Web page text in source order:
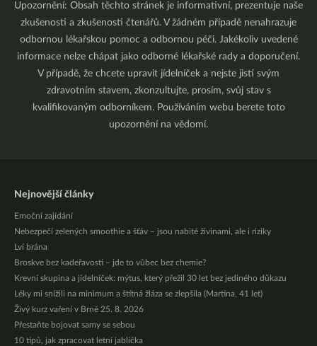
Upozornění: Obsah těchto stránek je informativní, prezentuje naše
zkušenosti a zkušenosti čtenářů. V žádném případě nenahrazuje
odbornou lékařskou pomoc a odbornou péči. Jakékoliv uvedené
informace nelze chápat jako odborné lékařské rady a doporučení.
V případě, že chcete upravit jídelníček a nejste jistí svým
zdravotním stavem, zkonzultujte, prosím, svůj stav s
kvalifikovaným odborníkem. Používáním webu berete toto
upozornění na vědomí.
Nejnovější články
Emoční zajídání
Nebezpečí zelených smoothie a šťáv – jsou nabité živinami, ale i riziky
Lví brána
Broskve bez kadeřavosti – jde to vůbec bez chemie?
Krevní skupina a jídelníček: mýtus, který přežil 30 let bez jediného důkazu
Léky mi snížili na minimum a štítná žláza se zlepšila (Martina, 41 let)
Živý kurz vaření v Brně 25. 8. 2026
Přestaňte bojovat samy se sebou
10 tipů, jak zpracovat letní jablíčka